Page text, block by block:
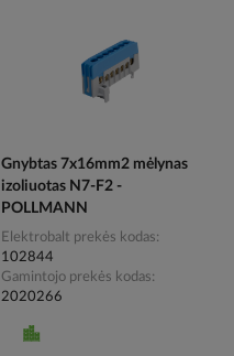
Gnybtas 7x16mm2 mėlynas
izoliuotas N7-F2 -
POLLMANN
Elektrobalt prekės kodas
102844
Gamintojo prekės kodas
2020266